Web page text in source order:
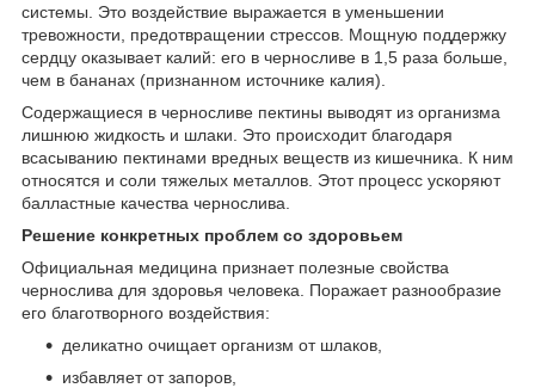
системы. Это воздействие выражается в уменьшении
тревожности, предотвращении стрессов. Мощную поддержку
сердцу оказывает калий: его в черносливе в 1,5 раза больше,
чем в бананах (признанном источнике калия).
Содержащиеся в черносливе пектины выводят из организма
лишнюю жидкость и шлаки. Это происходит благодаря
всасыванию пектинами вредных веществ из кишечника. К ним
относятся и соли тяжелых металлов. Этот процесс ускоряют
балластные качества чернослива.
Решение конкретных проблем со здоровьем
Официальная медицина признает полезные свойства
чернослива для здоровья человека. Поражает разнообразие
его благотворного воздействия:
деликатно очищает организм от шлаков,
избавляет от запоров,